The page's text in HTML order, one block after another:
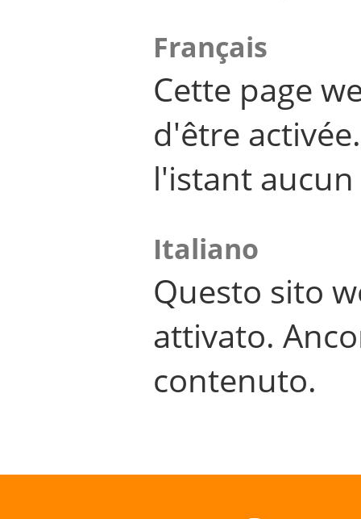
Français
Cette page
d'être
l'istant
Italiano
Questo sito
attivato.
contenuto.